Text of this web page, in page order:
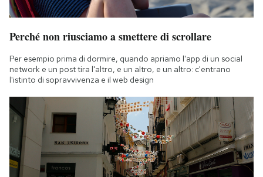
Perché non riusciamo a smettere di scrollare
Per esempio prima di dormire, quando apriamo l'app di un social
network e un post tira l'altro, e un altro, e un altro: c'entrano
l'istinto di sopravvivenza e il web design